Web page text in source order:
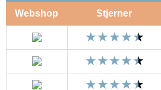
Webshop Stjerner